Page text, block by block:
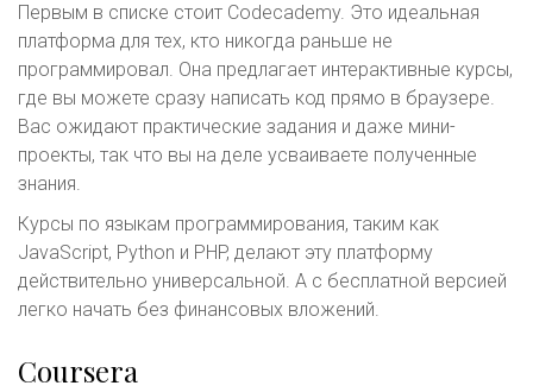
Первым в списке стоит Codecademy. Это идеальная
платформа для тех, кто никогда раньше не
программировал. Она предлагает интерактивные курсы,
где вы можете сразу написать код прямо в браузере.
Вас ожидают практические задания и даже мини-
проекты, так что вы на деле усваиваете полученные
знания.
Курсы по языкам программирования, таким как
JavaScript, Python и PHP, делают эту платформу
действительно универсальной. А с бесплатной версией
легко начать без финансовых вложений.
Coursera